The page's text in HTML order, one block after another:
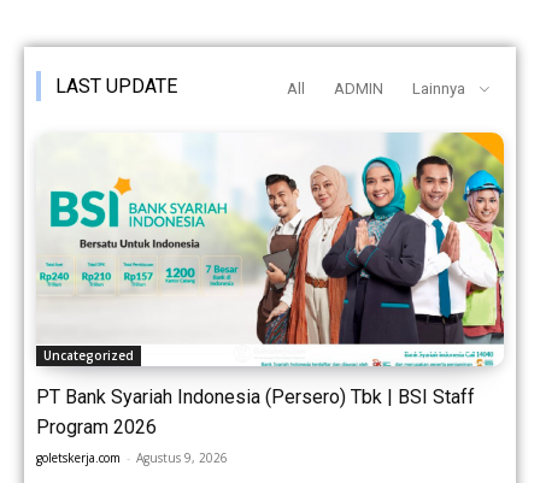
LAST UPDATE All ADMIN Lainnya
Uncategorized
PT Bank Syariah Indonesia (Persero) Tbk | BSI Staff
Program 2026
goletskerja.com - Agustus 9, 2026